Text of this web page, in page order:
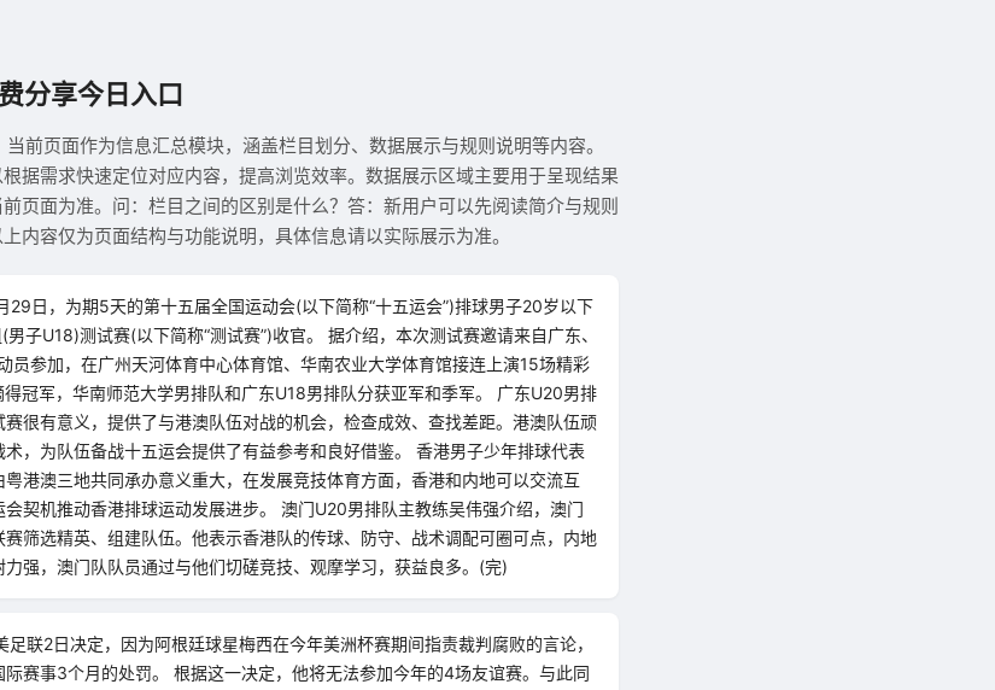
分享今日入口
前页面作为信息汇总模块，涵盖栏目划分、数据展示与规则说明等内容。
据需求快速定位对应内容，提高浏览效率。数据展示区域主要用于呈现结果
页面为准。问：栏目之间的区别是什么？答：新用户可以先阅读简介与规则
内容仅为页面结构与功能说明，具体信息请以实际展示为准。
日，为期5天的第十五届全国运动会(以下简称“十五运会”)排球男子20岁以下
子U18)测试赛(以下简称“测试赛”)收官。 据介绍，本次测试赛邀请来自广东、
员参加，在广州天河体育中心体育馆、华南农业大学体育馆接连上演15场精彩
冠军，华南师范大学男排队和广东U18男排队分获亚军和季军。 广东U20男排
很有意义，提供了与港澳队伍对战的机会，检查成效、查找差距。港澳队伍顽
，为队伍备战十五运会提供了有益参考和良好借鉴。 香港男子少年排球代表
港澳三地共同承办意义重大，在发展竞技体育方面，香港和内地可以交流互
契机推动香港排球运动发展进步。 澳门U20男排队主教练吴伟强介绍，澳门
筛选精英、组建队伍。他表示香港队的传球、防守、战术调配可圈可点，内地
强，澳门队队员通过与他们切磋竞技、观摩学习，获益良多。(完)
联2日决定，因为阿根廷球星梅西在今年美洲杯赛期间指责裁判腐败的言论，
赛事3个月的处罚。 根据这一决定，他将无法参加今年的4场友谊赛。与此同